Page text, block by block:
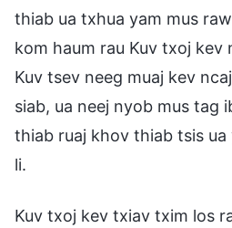
thiab ua txhua yam mus
kom haum rau Kuv txoj kev
Kuv tsev neeg muaj kev
siab, ua neej nyob mus tag
thiab ruaj khov thiab tsis
li.
Kuv txoj kev txiav txim los